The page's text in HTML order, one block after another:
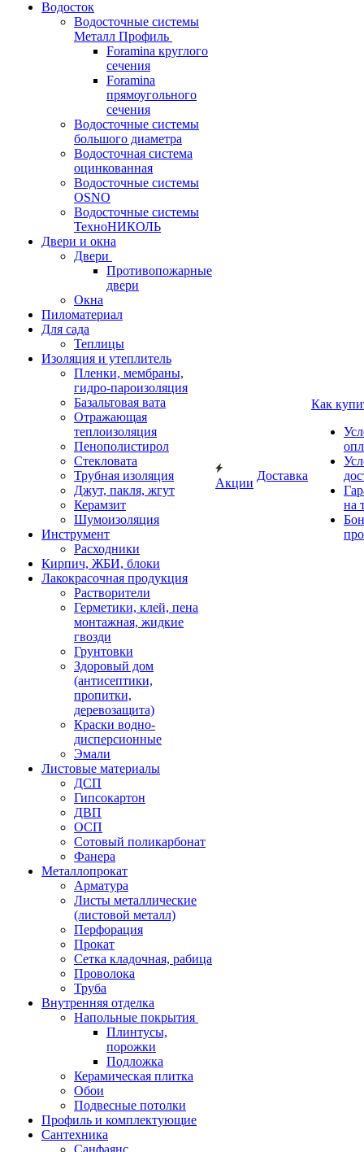
Водосток
Водосточные системы
Металл Профиль
Foramina круглого
сечения
Foramina
прямоугольного
сечения
Водосточные системы
большого диаметра
Водосточная система
оцинкованная
Водосточные системы
OSNO
Водосточные системы
ТехноНИКОЛЬ
Двери и окна
Двери
Противопожарные
двери
Окна
Пиломатериал
Для сада
Теплицы
Изоляция и утеплитель
Пленки, мембраны,
гидро-пароизоляция
Базальтовая вата
Отражающая
теплоизоляция
Пенополистирол
Стекловата
Трубная изоляция
Джут, пакля, жгут
Керамзит
Шумоизоляция
Инструмент
Расходники
Кирпич, ЖБИ, блоки
Лакокрасочная продукция
Растворители
Герметики, клей, пена
монтажная, жидкие
гвозди
Грунтовки
Здоровый дом
(антисептики,
пропитки,
деревозащита)
Краски водно-
дисперсионные
Эмали
Листовые материалы
ДСП
Гипсокартон
ДВП
ОСП
Сотовый поликарбонат
Фанера
Металлопрокат
Арматура
Листы металлические
(листовой металл)
Перфорация
Прокат
Сетка кладочная, рабица
Проволока
Труба
Внутренняя отделка
Напольные покрытия
Плинтусы,
порожки
Подложка
Керамическая плитка
Обои
Подвесные потолки
Профиль и комплектующие
Сантехника
Санфаянс
Акции
Доставка
Как
на